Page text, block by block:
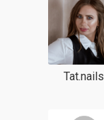
Tat.nails